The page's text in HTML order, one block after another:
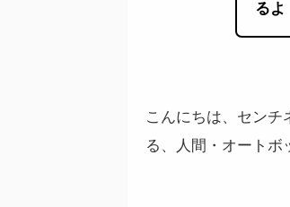
るよ
こんにちは、セン
る、人間・オートボ